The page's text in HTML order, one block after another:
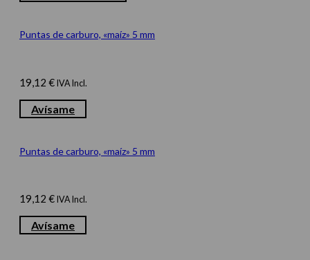
Puntas de carburo, «maíz» 5 mm
19,12 € IVA Incl.
Avísame
Puntas de carburo, «maíz» 5 mm
19,12 € IVA Incl.
Avísame